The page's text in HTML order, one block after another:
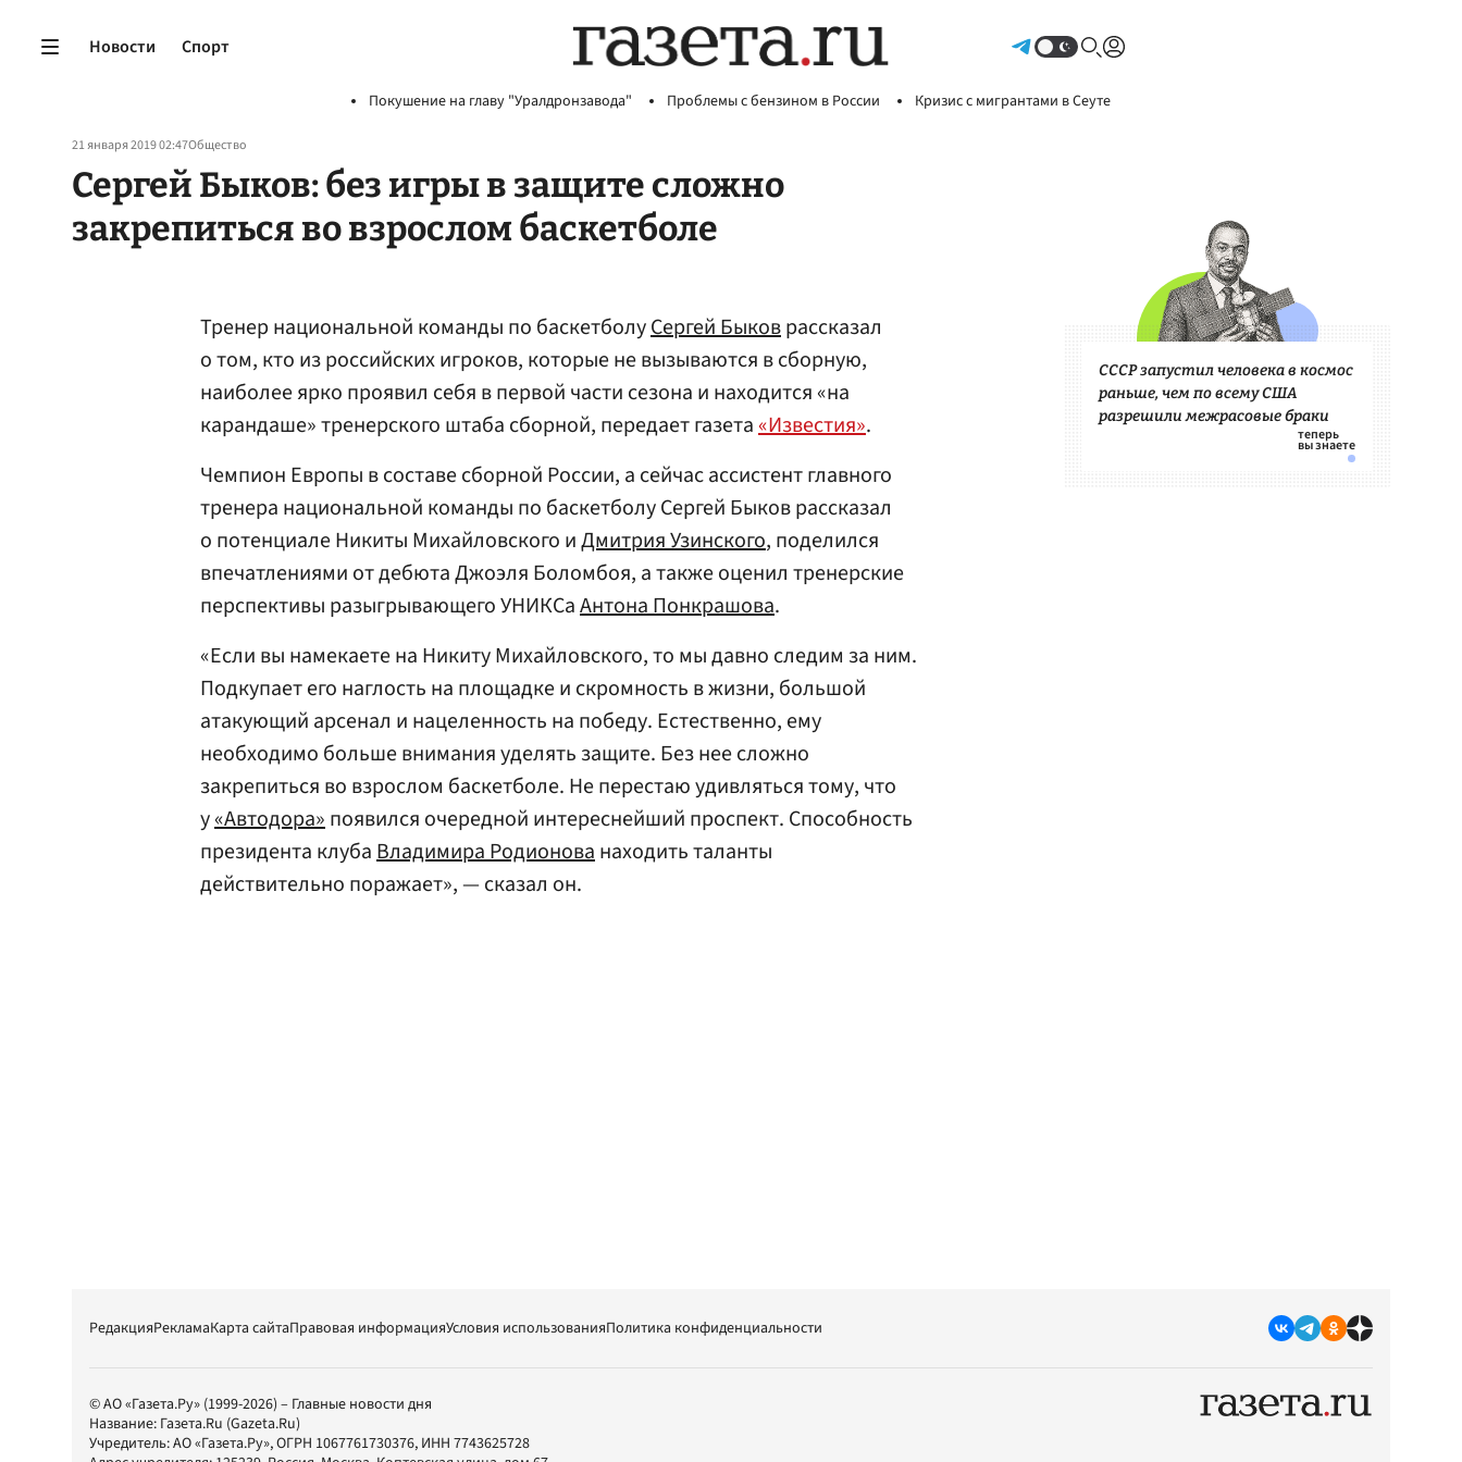
Новости Спорт
Покушение на главу "Уралдронзавода" Проблемы с бензином в России Кризис с мигрантами в Сеуте
21 января 2019 02:47Общество
Сергей Быков: без игры в защите сложно
закрепиться во взрослом баскетболе
Тренер национальной команды по баскетболуСергей Быковрассказал
о том, кто из российских игроков, которые не вызываются в сборную,
наиболее ярко проявил себя в первой части сезона и находится «на
карандаше» тренерского штаба сборной, передает газета«Известия».
Чемпион Европы в составе сборной России, а сейчас ассистент главного
тренера национальной команды по баскетболу Сергей Быков рассказал
о потенциале Никиты Михайловского иДмитрия Узинского, поделился
впечатлениями от дебюта Джоэля Боломбоя, а также оценил тренерские
перспективы разыгрывающего УНИКСаАнтона Понкрашова.
«Если вы намекаете на Никиту Михайловского, то мы давно следим за ним.
Подкупает его наглость на площадке и скромность в жизни, большой
атакующий арсенал и нацеленность на победу. Естественно, ему
необходимо больше внимания уделять защите. Без нее сложно
закрепиться во взрослом баскетболе. Не перестаю удивляться тому, что
у«Автодора»появился очередной интереснейший проспект. Способность
президента клубаВладимира Родионованаходить таланты
действительно поражает», — сказал он.
СССР запустил человека в космос
раньше, чем по всему США
разрешили межрасовые браки
РедакцияРекламаКарта сайтаПравовая информацияУсловия использованияПолитика конфиденциальности
© АО «Газета.Ру» (1999-2026) – Главные новости дня
Название: Газета.Ru (Gazeta.Ru)
Учредитель:АО «Газета.Ру», ОГРН 1067761730376, ИНН 7743625728